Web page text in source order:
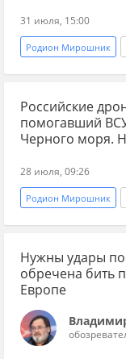
31 июля, 15:00
Родион Мирошник
Украина Дунай
Владимир Зеленский
НАТО Европа
Российские
помогавший
Черного моря.
28 июля, 09:26
Родион Мирошник
Россия Черное
Андрей Марочко
Вооруженные силы
Украина.ру
Нужны удары
обречена бить
Европе